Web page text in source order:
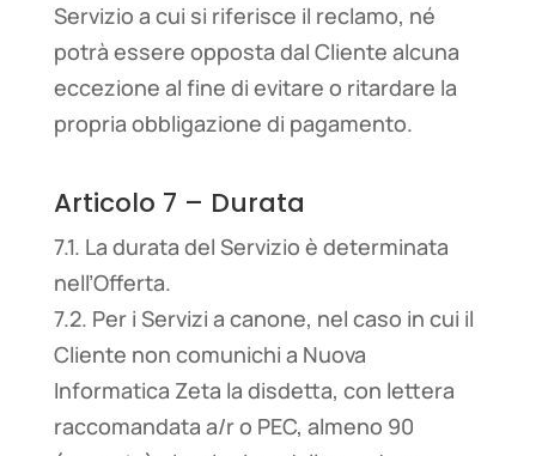
Servizio a cui si riferisce il reclamo, né
potrà essere opposta dal Cliente alcuna
eccezione al fine di evitare o ritardare la
propria obbligazione di pagamento.
Articolo 7 – Durata
7.1. La durata del Servizio è determinata
nell’Offerta.
7.2. Per i Servizi a canone, nel caso in cui il
Cliente non comunichi a Nuova
Informatica Zeta la disdetta, con lettera
raccomandata a/r o PEC, almeno 90